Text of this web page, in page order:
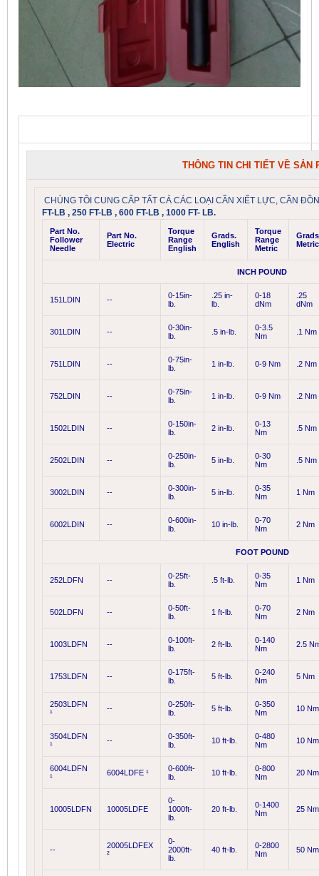
THÔNG TIN CHI TIẾT VỀ SẢN
CHÚNG TÔI CUNG CẤP TẤT CẢ CÁC LOẠI CẦN XIẾT LỰC, CẦN
FT-LB , 250 FT-LB , 600 FT-LB , 1000 FT- LB.
Part No.
Follower
Needle
Part No.
Electric
Torque
Range
English
Grads.
English
Torque
Range
Metric
Metric
INCH POUND
151LDIN --
0-15in-
lb.
.25 in-
lb.
0-18
dNm
.25
dNm
301LDIN --
0-30in-
lb.
.5 in-lb.
0-3.5
Nm
.1 Nm
751LDIN --
0-75in-
lb.
1 in-lb. 0-9 Nm .2 Nm
752LDIN --
0-75in-
lb.
1 in-lb. 0-9 Nm .2 Nm
1502LDIN --
0-150in-
lb.
2 in-lb.
0-13
Nm
.5 Nm
2502LDIN --
0-250in-
lb.
5 in-lb.
0-30
Nm
.5 Nm
3002LDIN --
0-300in-
lb.
5 in-lb.
0-35
Nm
1 Nm
6002LDIN --
0-600in-
lb.
10 in-lb.
0-70
Nm
2 Nm
FOOT POUND
252LDFN --
0-25ft-
lb.
.5 ft-lb.
0-35
Nm
1 Nm
502LDFN --
0-50ft-
lb.
1 ft-lb.
0-70
Nm
2 Nm
1003LDFN --
0-100ft-
lb.
2 ft-lb.
0-140
Nm
2.5
1753LDFN --
0-175ft-
lb.
5 ft-lb.
0-240
Nm
5 Nm
2503LDFN
¹
--
0-250ft-
lb.
5 ft-lb.
0-350
Nm
10 Nm
3504LDFN
¹
--
0-350ft-
lb.
10 ft-lb.
0-480
Nm
10 Nm
6004LDFN
¹
6004LDFE ¹
0-600ft-
lb.
10 ft-lb.
0-800
Nm
20 Nm
10005LDFN 10005LDFE
0-
1000ft-
lb.
20 ft-lb.
0-1400
Nm
25 Nm
--
20005LDFEX
²
0-
2000ft-
lb.
40 ft-lb.
0-2800
Nm
50 Nm